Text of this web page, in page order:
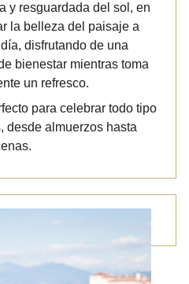
y resguardada del sol, en
la belleza del paisaje a
disfrutando de una
bienestar mientras toma
un refresco.
para celebrar todo tipo
desde almuerzos hasta